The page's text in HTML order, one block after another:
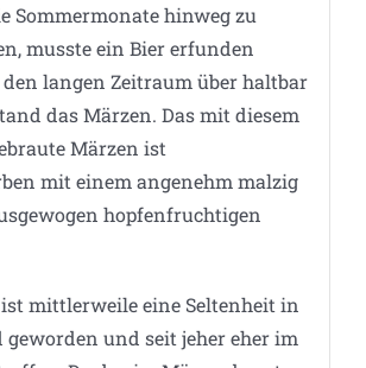
Sommermonate hinweg zu
musste ein Bier erfunden
langen Zeitraum über haltbar
das Märzen. Das mit diesem
Märzen ist
mit einem angenehm malzig
hopfenfruchtigen
mittlerweile eine Seltenheit in
geworden und seit jeher eher im